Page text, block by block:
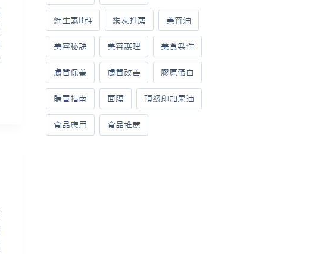
維生素B群 網友推薦 美容油
美容秘訣 美容護理 美食製作
膚質保養 膚質改善 膠原蛋白
購買指南 面膜 頂級印加果油
食品應用 食品推薦